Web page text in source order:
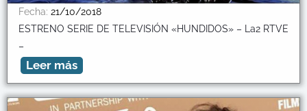
Fecha: 21/10/2018
ESTRENO SERIE DE TELEVISIÓN «HUNDIDOS» – La2 RTVE
–
Leer más